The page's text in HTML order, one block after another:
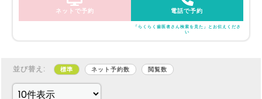
ネットで予約 電話で予約
「らくらく歯医者さん検索を見た」とお伝えくださ
い
並び替え: 標準 ネット予約数 閲覧数